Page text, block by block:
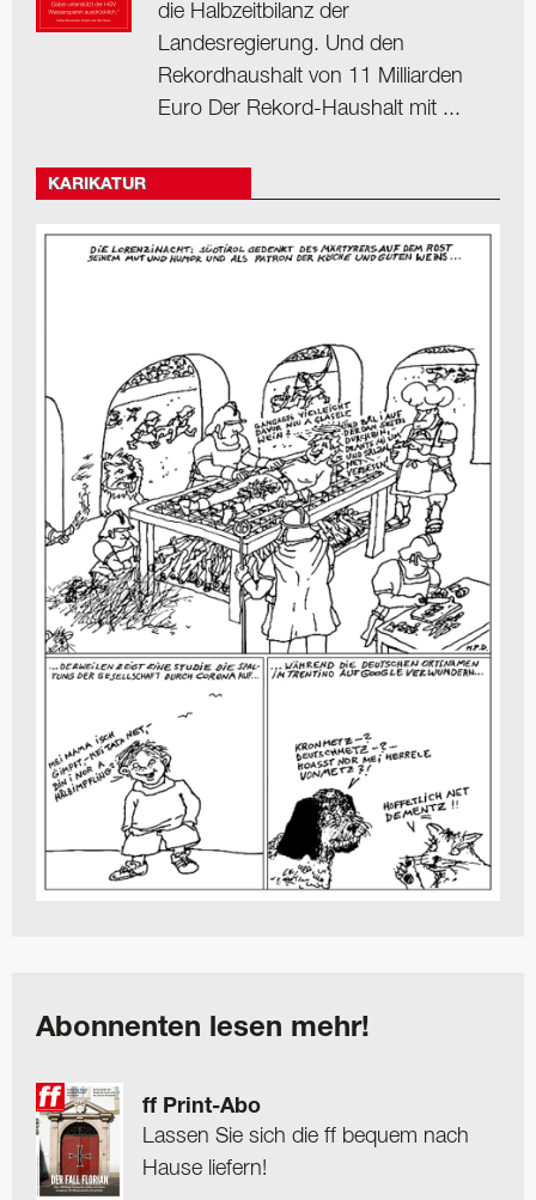
die Halbzeitbilanz der
Landesregierung. Und den
Rekordhaushalt von 11 Milliarden
Euro Der Rekord-Haushalt mit ...
KARIKATUR
Abonnenten lesen mehr!
ff Print-Abo
Lassen Sie sich die ff bequem nach
Hause liefern!